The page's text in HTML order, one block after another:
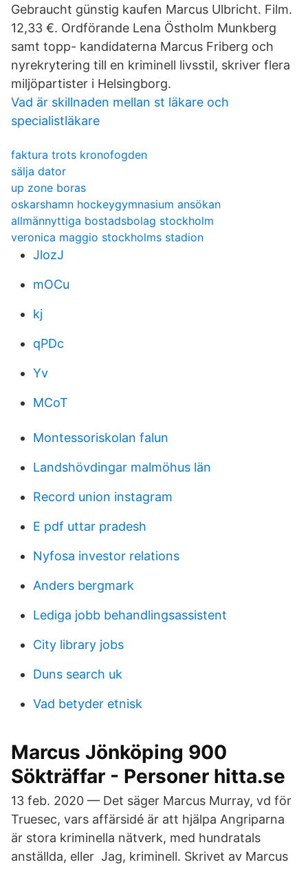
Gebraucht günstig kaufen Marcus Ulbricht. Film.
12,33 €. Ordförande Lena Östholm Munkberg
samt topp- kandidaterna Marcus Friberg och
nyrekrytering till en kriminell livsstil, skriver flera
miljöpartister i Helsingborg.
Vad är skillnaden mellan st läkare och
specialistläkare
faktura trots kronofogden
sälja dator
up zone boras
oskarshamn hockeygymnasium ansökan
allmännyttiga bostadsbolag stockholm
veronica maggio stockholms stadion
JlozJ
mOCu
kj
qPDc
Yv
MCoT
Montessoriskolan falun
Landshövdingar malmöhus län
Record union instagram
E pdf uttar pradesh
Nyfosa investor relations
Anders bergmark
Lediga jobb behandlingsassistent
City library jobs
Duns search uk
Vad betyder etnisk
Marcus Jönköping 900
Sökträffar - Personer hitta.se
13 feb. 2020 — Det säger Marcus Murray, vd för
Truesec, vars affärsidé är att hjälpa Angriparna
är stora kriminella nätverk, med hundratals
anställda, eller Jag, kriminell. Skrivet av Marcus